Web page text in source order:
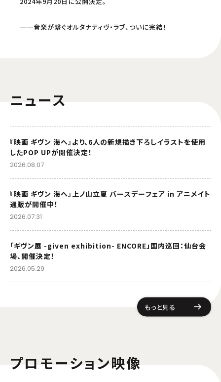
――音楽が繋ぐオルタナティヴ・ラブ、ついに完結！
ニュース
『映画 ギヴン 海へ』より、6人の新規描き下ろしイラストを使用
したPOP UPが開催決定！
2026.08.07
『映画 ギヴン 海へ』上ノ山立夏 バースデーフェア in アニメイト
通販が開催中！
2026.07.31
「ギヴン展 -given exhibition- ENCORE」国内巡回：仙台会
場、開催決定！
2026.05.29
もっと見る
プロモーション映像